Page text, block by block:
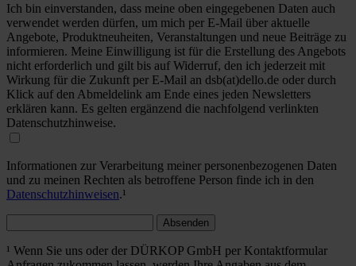
Ich bin einverstanden, dass meine oben eingegebenen Daten auch
verwendet werden dürfen, um mich per E-Mail über aktuelle
Angebote, Produktneuheiten, Veranstaltungen und neue Beiträge zu
informieren. Meine Einwilligung ist für die Erstellung des Angebots
nicht erforderlich und gilt bis auf Widerruf, den ich jederzeit mit
Wirkung für die Zukunft per E-Mail an dsb(at)dello.de oder durch
Klick auf den Abmeldelink am Ende eines jeden Newsletters
erklären kann. Es gelten ergänzend die nachfolgend verlinkten
Datenschutzhinweise.
Informationen zur Verarbeitung meiner personenbezogenen Daten
und zu meinen Rechten als betroffene Person finde ich in den
Datenschutzhinweisen.¹
Absenden
¹ Wenn Sie uns oder der DÜRKOP GmbH per Kontaktformular